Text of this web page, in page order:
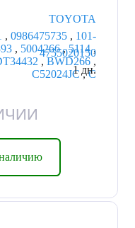
TOYOTA
,0986475735 , 101-
, 5004266,5114,
,BWD266 ,
C52024JC,C
4755020150
1 дн.